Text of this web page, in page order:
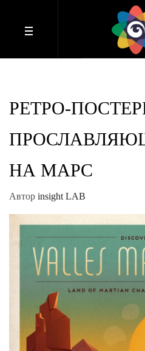
РЕТРО-
НА МАРС
Автор insight LAB